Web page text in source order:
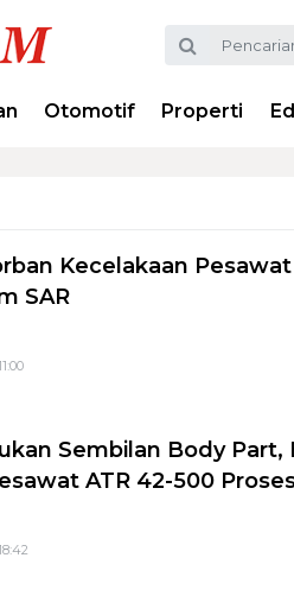
Otomotif Properti
Kecelakaan
SAR
Sembilan Body Part,
ATR 42-500